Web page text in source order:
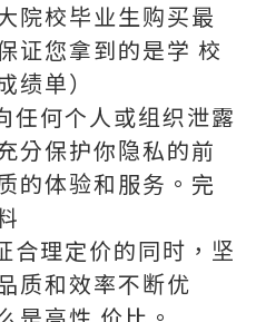
院校毕业生购买最
证您拿到的是学 校
绩单）
任何个人或组织泄露
分保护你隐私的前
的体验和服务。完
合理定价的同时，坚
质和效率不断优